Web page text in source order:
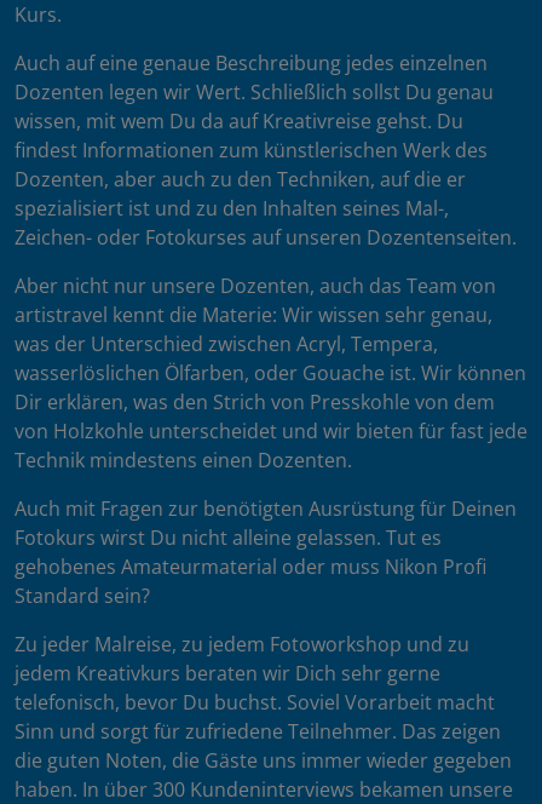
Kurs.
Auch auf eine genaue Beschreibung jedes einzelnen
Dozenten legen wir Wert. Schließlich sollst Du genau
wissen, mit wem Du da auf Kreativreise gehst. Du
findest Informationen zum künstlerischen Werk des
Dozenten, aber auch zu den Techniken, auf die er
spezialisiert ist und zu den Inhalten seines Mal-,
Zeichen- oder Fotokurses auf unseren Dozentenseiten.
Aber nicht nur unsere Dozenten, auch das Team von
artistravel kennt die Materie: Wir wissen sehr genau,
was der Unterschied zwischen Acryl, Tempera,
wasserlöslichen Ölfarben, oder Gouache ist. Wir können
Dir erklären, was den Strich von Presskohle von dem
von Holzkohle unterscheidet und wir bieten für fast jede
Technik mindestens einen Dozenten.
Auch mit Fragen zur benötigten Ausrüstung für Deinen
Fotokurs wirst Du nicht alleine gelassen. Tut es
gehobenes Amateurmaterial oder muss Nikon Profi
Standard sein?
Zu jeder Malreise, zu jedem Fotoworkshop und zu
jedem Kreativkurs beraten wir Dich sehr gerne
telefonisch, bevor Du buchst. Soviel Vorarbeit macht
Sinn und sorgt für zufriedene Teilnehmer. Das zeigen
die guten Noten, die Gäste uns immer wieder gegeben
haben. In über 300 Kundeninterviews bekamen unsere